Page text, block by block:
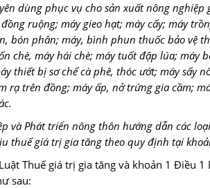
dùng phục vụ cho sản xuất nông nghiệp
ruộng; máy gieo hạt; máy cấy; máy
bón phân; máy, bình phun thuốc bảo vệ
chè, máy hái chè; máy tuốt đập lúa; máy
thiết bị sơ chế cà phê, thóc ướt; máy sấy
rạ trên đồng; máy ấp, nở trứng gia cầm;
và Phát triển nông thôn hướng dẫn các
thuế giá trị gia tăng theo quy định tại
Thuế giá trị gia tăng và khoản 1 Điều
sau: